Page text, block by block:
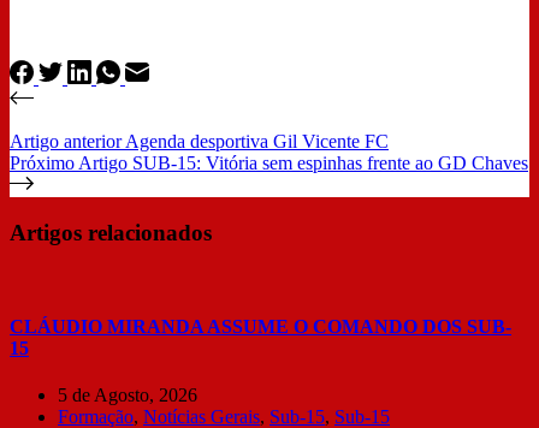
Artigo anteriorAgenda desportiva Gil Vicente FC
Próximo Artigo SUB-15: Vitória sem espinhas frente ao GD Chaves
Artigos relacionados
CLÁUDIO MIRANDA ASSUME O COMANDO DOS SUB-
15
5 de Agosto, 2026
Formação, Notícias Gerais, Sub-15, Sub-15